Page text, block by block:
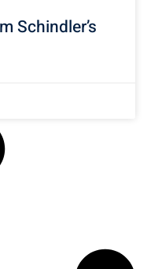
Schindler’s